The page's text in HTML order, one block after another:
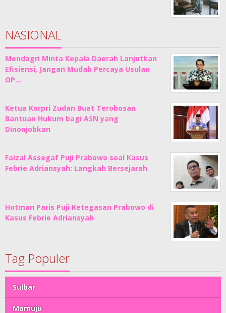
NASIONAL
Mendagri Minta Kepala Daerah Lanjutkan
Efisiensi, Jangan Mudah Percaya Usulan
OP…
Ketua Korpri Zudan Buat Terobosan
Bantuan Hukum bagi ASN yang
Dinonjobkan
Faizal Assegaf Puji Prabowo soal Kasus
Febrie Adriansyah: Langkah Bersejarah
Hotman Paris Puji Ketegasan Prabowo di
Kasus Febrie Adriansyah
Tag Populer
Sulbar
Mamuju